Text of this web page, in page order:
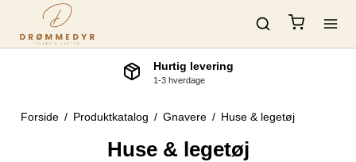
Hurtig levering
1-3 hverdage
Forside / Produktkatalog / Gnavere / Huse & legetøj
Huse & legetøj